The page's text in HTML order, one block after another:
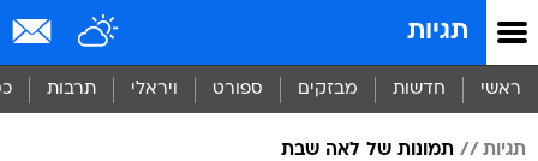
תגיות
ראשי חדשות מבזקים ספורט ויראלי תרבות
תגיות תמונות של לאה שבת